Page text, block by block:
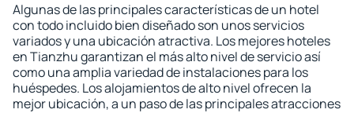
Algunas de las principales características de un hotel
con todo incluido bien diseñado son unos servicios
variados y una ubicación atractiva. Los mejores hoteles
en Tianzhu garantizan el más alto nivel de servicio así
como una amplia variedad de instalaciones para los
huéspedes. Los alojamientos de alto nivel ofrecen la
mejor ubicación, a un paso de las principales atracciones